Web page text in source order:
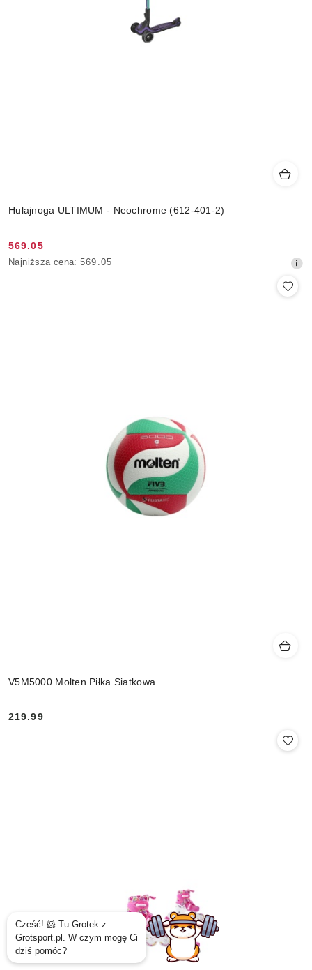
Hulajnoga ULTIMUM - Neochrome (612-401-2)
Cena
promocyjna:
569.05
Najniższa
Najniższa cena: 569.05
V5M5000 Molten Piłka Siatkowa
Cena:
219.99